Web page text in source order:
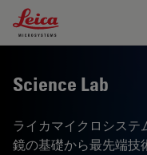
Leica Microsystems
Science Lab
ライカマイクロシス
鏡の基礎から最先端技